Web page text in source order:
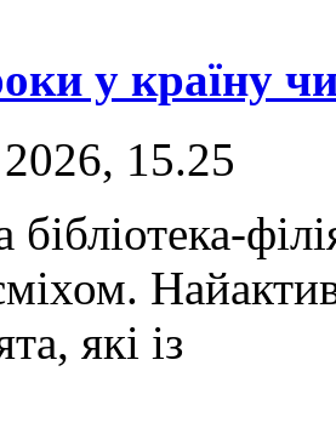
у країну
15.25
бібліотека-
які із